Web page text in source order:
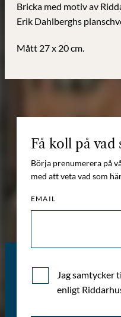
Bricka med motiv av
Erik Dahlberghs
Mått 27 x 20 cm.
Få koll på vad
Börja prenumerera på
med att veta vad som
EMAIL
Jag samtycker
enligt